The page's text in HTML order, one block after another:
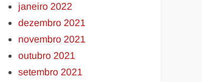
janeiro 2022
dezembro 2021
novembro 2021
outubro 2021
setembro 2021